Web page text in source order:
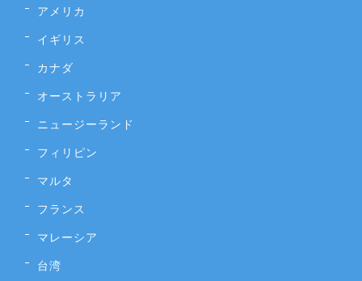
アメリカ
イギリス
カナダ
オーストラリア
ニュージーランド
フィリピン
マルタ
フランス
マレーシア
台湾